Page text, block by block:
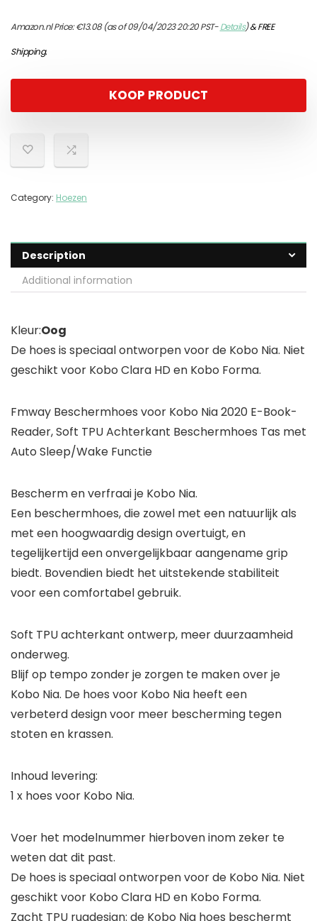
Amazon.nl Price:€13.08(as of 09/04/2023 20:20 PST-Details)&FREE
Shipping.
KOOP PRODUCT
Category: Hoezen
Description
Additional information
Kleur:Oog
De hoes is speciaal ontworpen voor de Kobo Nia. Niet
geschikt voor Kobo Clara HD en Kobo Forma.
Fmway Beschermhoes voor Kobo Nia 2020 E-Book-
Reader, Soft TPU Achterkant Beschermhoes Tas met
Auto Sleep/Wake Functie
Bescherm en verfraai je Kobo Nia.
Een beschermhoes, die zowel met een natuurlijk als
met een hoogwaardig design overtuigt, en
tegelijkertijd een onvergelijkbaar aangename grip
biedt. Bovendien biedt het uitstekende stabiliteit
voor een comfortabel gebruik.
Soft TPU achterkant ontwerp, meer duurzaamheid
onderweg.
Blijf op tempo zonder je zorgen te maken over je
Kobo Nia. De hoes voor Kobo Nia heeft een
verbeterd design voor meer bescherming tegen
stoten en krassen.
Inhoud levering:
1 x hoes voor Kobo Nia.
Voer het modelnummer hierboven inom zeker te
weten dat dit past.
De hoes is speciaal ontworpen voor de Kobo Nia. Niet
geschikt voor Kobo Clara HD en Kobo Forma.
Zacht TPU rugdesign: de Kobo Nia hoes beschermt